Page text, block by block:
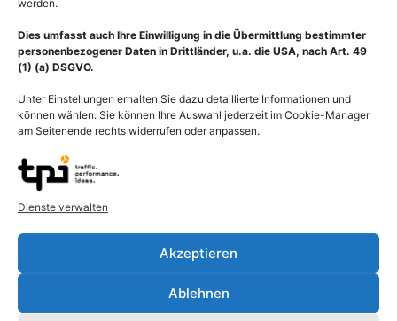
werden.
Dies umfasst auch Ihre Einwilligung in die Übermittlung bestimmter
personenbezogener Daten in Drittländer, u.a. die USA, nach Art. 49
(1) (a) DSGVO.
Unter Einstellungen erhalten Sie dazu detaillierte Informationen und
können wählen. Sie können Ihre Auswahl jederzeit im Cookie-Manager
am Seitenende rechts widerrufen oder anpassen.
Dienste verwalten
Akzeptieren
Ablehnen
Darstellung Tumorwachstum durch Angiogenese, das Wachstum
von Blutgefäßen durch Sprossungs- oder Spaltungsvorgänge aus
Neubildung von Blutgefäßen aus endothelialen Vorläuferzellen
(Vaskulogenese. Das Therapieprinzip der sogenannten Anti-
Angiogenese bei Krebs besteht darin, die Versorgungszufuhr dem
Tumor abzuschneiden. Als Krebs (Krebsgeschwulst, Malignom)